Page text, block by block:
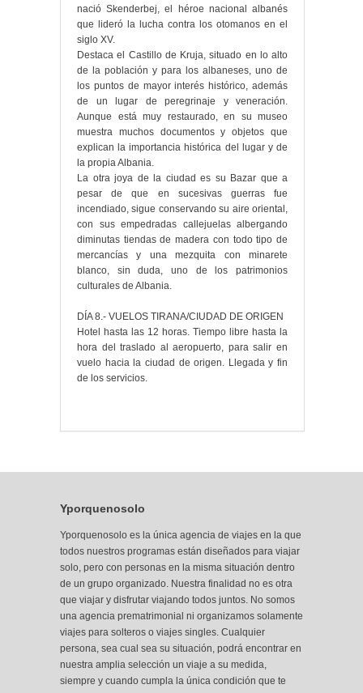
nació Skenderbej, el héroe nacional albanés
que lideró la lucha contra los otomanos en el
siglo XV.
Destaca el Castillo de Kruja, situado en lo alto
de la población y para los albaneses, uno de
los puntos de mayor interés histórico, además
de un lugar de peregrinaje y veneración.
Aunque está muy restaurado, en su museo
muestra muchos documentos y objetos que
explican la importancia histórica del lugar y de
la propia Albania.
La otra joya de la ciudad es su Bazar que a
pesar de que en sucesivas guerras fue
incendiado, sigue conservando su aire oriental,
con sus empedradas callejuelas albergando
diminutas tiendas de madera con todo tipo de
mercancías y una mezquita con minarete
blanco, sin duda, uno de los patrimonios
culturales de Albania.
DÍA 8.- VUELOS TIRANA/CIUDAD DE ORIGEN
Hotel hasta las 12 horas. Tiempo libre hasta la
hora del traslado al aeropuerto, para salir en
vuelo hacia la ciudad de origen. Llegada y fin
de los servicios.
Yporquenosolo
Yporquenosolo es la única agencia de viajes en la que
todos nuestros programas están diseñados para viajar
solo, pero con personas en la misma situación dentro
de un grupo organizado. Nuestra finalidad no es otra
que viajar y disfrutar viajando todos juntos. No somos
una agencia prematrimonial ni organizamos solamente
viajes para solteros o viajes singles. Cualquier
persona, sea cual sea su situación, podrá encontrar en
nuestra amplia selección un viaje a su medida,
siempre y cuando cumpla la única condición que te